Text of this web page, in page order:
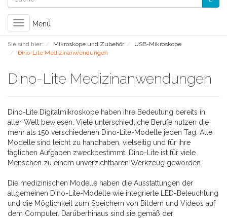
Toggle
navigation
Menü
Sie sind hier: Mikroskope und Zubehör
USB-Mikroskope
Dino-Lite Medizinanwendungen
Dino-Lite Medizinanwendungen
Dino-Lite Digitalmikroskope haben ihre Bedeutung bereits in
aller Welt bewiesen. Viele unterschiedliche Berufe nutzen die
mehr als 150 verschiedenen Dino-Lite-Modelle jeden Tag. Alle
Modelle sind leicht zu handhaben, vielseitig und für ihre
täglichen Aufgaben zweckbestimmt. Dino-Lite ist für viele
Menschen zu einem unverzichtbaren Werkzeug geworden.
Die medizinischen Modelle haben die Ausstattungen der
allgemeinen Dino-Lite-Modelle wie integrierte LED-Beleuchtung
und die Möglichkeit zum Speichern von Bildern und Videos auf
dem Computer. Darüberhinaus sind sie gemäß der